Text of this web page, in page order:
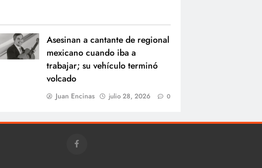
Asesinan a cantante de regional
mexicano cuando iba a
trabajar; su vehículo terminó
volcado
Juan Encinas julio 28, 2026 0